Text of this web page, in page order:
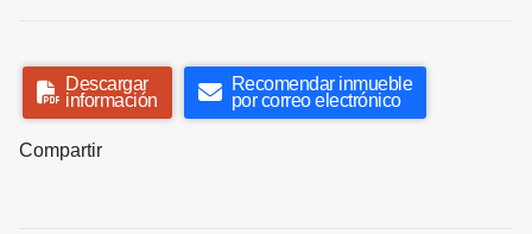
Descargar
información
Recomendar inmueble
por correo electrónico
Compartir